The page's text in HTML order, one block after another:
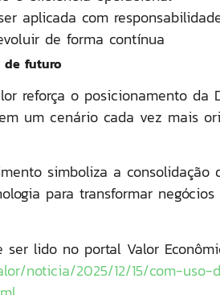
aplicada com
de forma contínua
de futuro
reforça o posicionamento da
um cenário cada vez mais
simboliza a consolidação
para transformar
lido no portal Valor
noticia/2025/12/15/com-